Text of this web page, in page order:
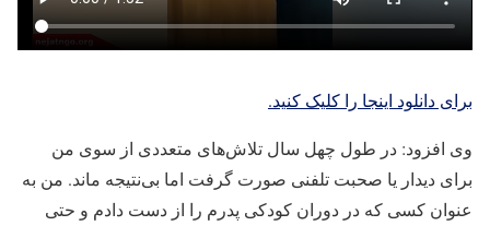
برای دانلود اینجا را کلیک کنید.
وی افزود: در طول چهل سال تلاش‌های متعددی از سوی من
برای دیدار یا صحبت تلفنی صورت گرفت اما بی‌نتیجه ماند. من به
عنوان کسی که در دوران کودکی پدرم را از دست دادم و حتی